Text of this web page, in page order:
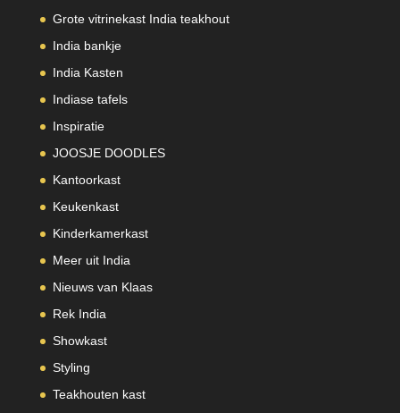
Grote vitrinekast India teakhout
India bankje
India Kasten
Indiase tafels
Inspiratie
JOOSJE DOODLES
Kantoorkast
Keukenkast
Kinderkamerkast
Meer uit India
Nieuws van Klaas
Rek India
Showkast
Styling
Teakhouten kast